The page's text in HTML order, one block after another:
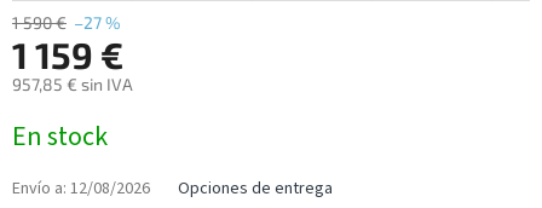
1 590 € –27 %
1 159 €
957,85 € sin IVA
de
medida:
En stock
Envío a: 12/08/2026 Opciones de entrega